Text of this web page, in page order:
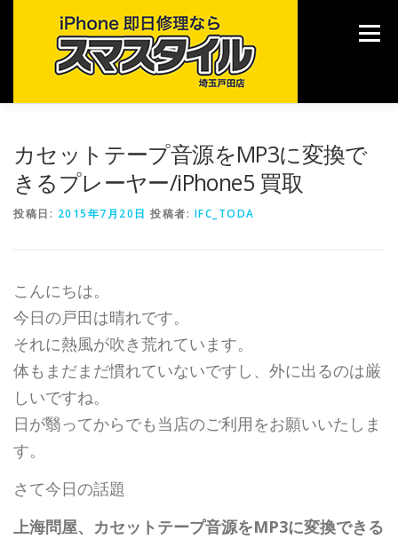
メニュー
カセットテープ音源をMP3に変換で
きるプレーヤー/iPhone5 買取
投稿日: 2015年7月20日 投稿者: IFC_TODA
こんにちは。
今日の戸田は晴れです。
それに熱風が吹き荒れています。
体もまだまだ慣れていないですし、外に出るのは厳
しいですね。
日が翳ってからでも当店のご利用をお願いいたしま
す。
さて今日の話題
上海問屋、カセットテープ音源をMP3に変換できる